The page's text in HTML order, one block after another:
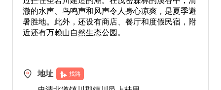
澈的水声、鸟鸣声和风声令人身心凉爽，是夏季避
暑胜地。此外，还设有商店、餐厅和度假民宿，附
近还有万赖山自然生态公园。
地址 找路